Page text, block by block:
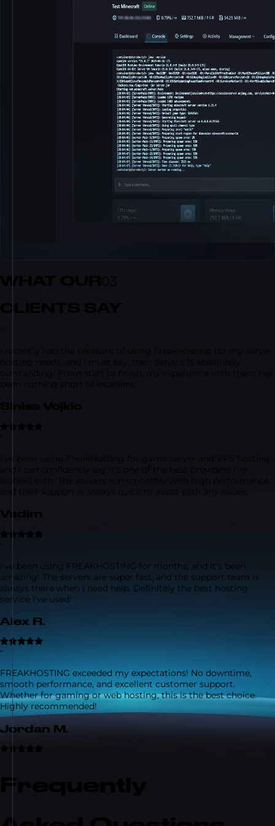
“
I've been using FREAKHOSTING for months, and it's been
amazing! The servers are super fast, and the support team is
always there when I need help. Definitely the best hosting
service I've used!
Alex R.
“
FREAKHOSTING exceeded my expectations! No downtime,
smooth performance, and excellent customer support.
Whether for gaming or web hosting, this is the best choice.
Highly recommended!
Jordan M.